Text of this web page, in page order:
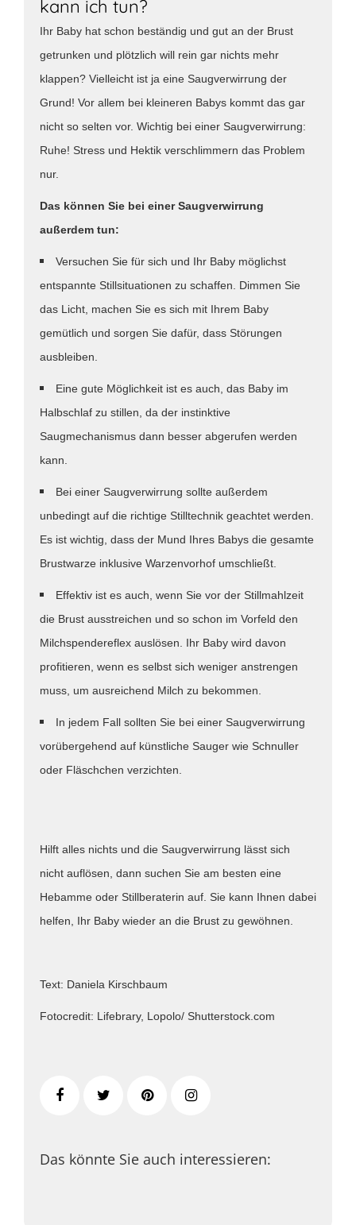
kann ich tun?
Ihr Baby hat schon beständig und gut an der Brust
getrunken und plötzlich will rein gar nichts mehr
klappen? Vielleicht ist ja eine Saugverwirrung der
Grund! Vor allem bei kleineren Babys kommt das gar
nicht so selten vor. Wichtig bei einer Saugverwirrung:
Ruhe! Stress und Hektik verschlimmern das Problem
nur.
Das können Sie bei einer Saugverwirrung
außerdem tun:
Versuchen Sie für sich und Ihr Baby möglichst
entspannte Stillsituationen zu schaffen. Dimmen Sie
das Licht, machen Sie es sich mit Ihrem Baby
gemütlich und sorgen Sie dafür, dass Störungen
ausbleiben.
Eine gute Möglichkeit ist es auch, das Baby im
Halbschlaf zu stillen, da der instinktive
Saugmechanismus dann besser abgerufen werden
kann.
Bei einer Saugverwirrung sollte außerdem
unbedingt auf die richtige Stilltechnik geachtet werden.
Es ist wichtig, dass der Mund Ihres Babys die gesamte
Brustwarze inklusive Warzenvorhof umschließt.
Effektiv ist es auch, wenn Sie vor der Stillmahlzeit
die Brust ausstreichen und so schon im Vorfeld den
Milchspendereflex auslösen. Ihr Baby wird davon
profitieren, wenn es selbst sich weniger anstrengen
muss, um ausreichend Milch zu bekommen.
In jedem Fall sollten Sie bei einer Saugverwirrung
vorübergehend auf künstliche Sauger wie Schnuller
oder Fläschchen verzichten.
Hilft alles nichts und die Saugverwirrung lässt sich
nicht auflösen, dann suchen Sie am besten eine
Hebamme oder Stillberaterin auf. Sie kann Ihnen dabei
helfen, Ihr Baby wieder an die Brust zu gewöhnen.
Text: Daniela Kirschbaum
Fotocredit: Lifebrary, Lopolo/ Shutterstock.com
Das könnte Sie auch interessieren: